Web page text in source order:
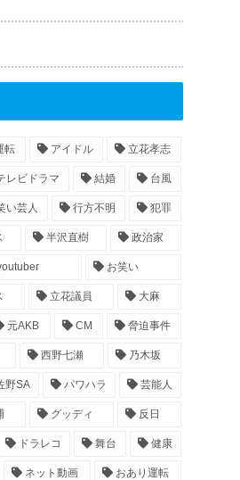
転 アイドル 立花孝志
レビドラマ 結婚 台風
い芸人 行方不明 犯罪
半沢直樹 政治家
お笑い
立花議員 大麻
元AKB CM 脅迫事件
西野七瀬 乃木坂
野SA パワハラ 芸能人
グッディ 反日
ドラレコ 舞台 健康
ネット動画 おあり運転